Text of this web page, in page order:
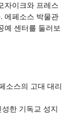
자이크와 프레스
에페소스 박물관
예 센터를 둘러보
소스의 고대 대리
한 기독교 성지